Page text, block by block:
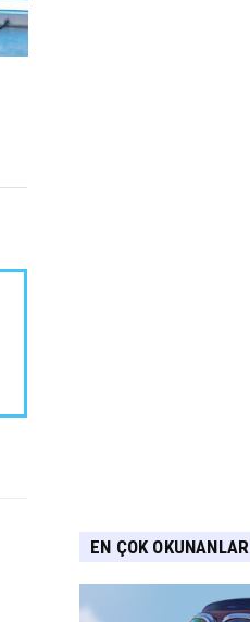
EN ÇOK OKUNANLAR